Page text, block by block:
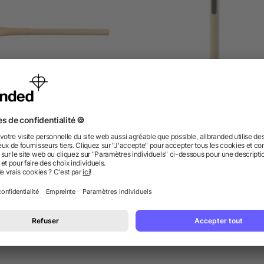
bille en carton recyclé
dès 0,08 € dès 0,11 €
questions ? Nous avons les